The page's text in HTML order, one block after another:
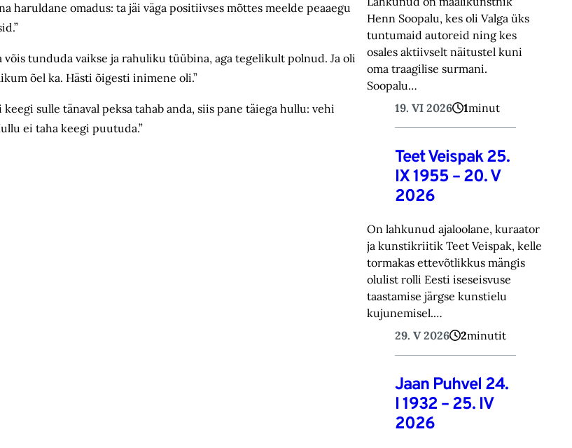
haruldane omadus: ta jäi väga positiivses mõttes meelde peaaegu
tunduda vaikse ja rahuliku tüübina, aga tegelikult polnud. Ja oli
õel ka. Hästi õigesti inimene oli.”
sulle tänaval peksa tahab anda, siis pane täiega hullu: vehi
ei taha keegi puutuda.”
Henn Soopalu, kes oli Valga üks
tuntumaid autoreid ning kes
osales aktiivselt näitustel kuni
oma traagilise surmani.
Soopalu…
19. VI 2026
1minut
Teet Veispak 25.
IX 1955 – 20. V
2026
On lahkunud ajaloolane, kuraator
ja kunstikriitik Teet Veispak, kelle
tormakas ettevõtlikkus mängis
olulist rolli Eesti iseseisvuse
taastamise järgse kunstielu
kujunemisel.…
29. V 2026
2minutit
Jaan Puhvel 24.
I 1932 – 25. IV
2026